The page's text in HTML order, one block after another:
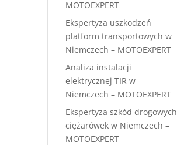
MOTOEXPERT
Ekspertyza uszkodzeń
platform transportowych w
Niemczech – MOTOEXPERT
Analiza instalacji
elektrycznej TIR w
Niemczech – MOTOEXPERT
Ekspertyza szkód drogowych
ciężarówek w Niemczech –
MOTOEXPERT